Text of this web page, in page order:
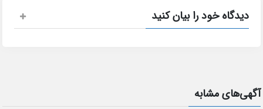
دیدگاه خود را بیان کنید
آگهی‌های مشابه